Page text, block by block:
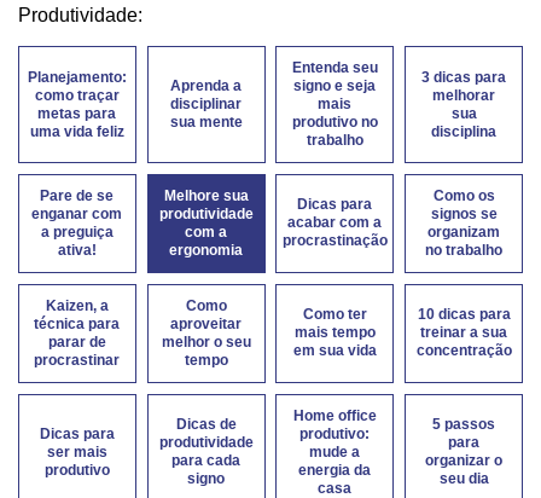
Produtividade:
Planejamento:
como traçar
metas para
uma vida feliz
Aprenda a
disciplinar
sua mente
Entenda seu
signo e seja
mais
produtivo no
trabalho
3 dicas para
melhorar
sua
disciplina
Pare de se
enganar com
a preguiça
ativa!
Melhore sua
produtividade
com a
ergonomia
Dicas para
acabar com a
procrastinação
Como os
signos se
organizam
no trabalho
Kaizen, a
técnica para
parar de
procrastinar
Como
aproveitar
melhor o seu
tempo
Como ter
mais tempo
em sua vida
10 dicas para
treinar a sua
concentração
Dicas para
ser mais
produtivo
Dicas de
produtividade
para cada
signo
Home office
produtivo:
mude a
energia da
casa
5 passos
para
organizar o
seu dia